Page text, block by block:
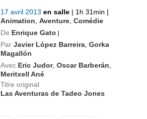
17 avril 2013en salle | 1h 31min |
Animation ,Aventure ,Comédie
De Enrique Gato |
Par Javier López Barreira ,Gorka
Magallón
Avec Eric Judor,Oscar Barberán
Meritxell Ané
Titre original
Las Aventuras de Tadeo Jones